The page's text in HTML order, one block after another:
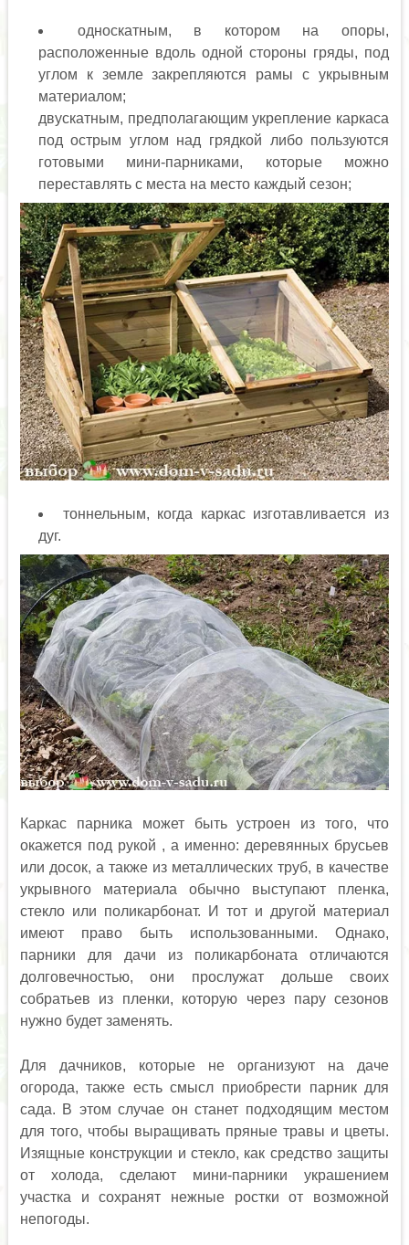
односкатным, в котором на опоры,
расположенные вдоль одной стороны гряды, под
углом к земле закрепляются рамы с укрывным
материалом;
двускатным, предполагающим укрепление каркаса
под острым углом над грядкой либо пользуются
готовыми мини-парниками, которые можно
переставлять с места на место каждый сезон;
тоннельным, когда каркас изготавливается из
дуг.
Каркас парника может быть устроен из того, что
окажется под рукой , а именно: деревянных брусьев
или досок, а также из металлических труб, в качестве
укрывного материала обычно выступают пленка,
стекло или поликарбонат. И тот и другой материал
имеют право быть использованными. Однако,
парники для дачи из поликарбоната отличаются
долговечностью, они прослужат дольше своих
собратьев из пленки, которую через пару сезонов
нужно будет заменять.
Для дачников, которые не организуют на даче
огорода, также есть смысл приобрести парник для
сада. В этом случае он станет подходящим местом
для того, чтобы выращивать пряные травы и цветы.
Изящные конструкции и стекло, как средство защиты
от холода, сделают мини-парники украшением
участка и сохранят нежные ростки от возможной
непогоды.